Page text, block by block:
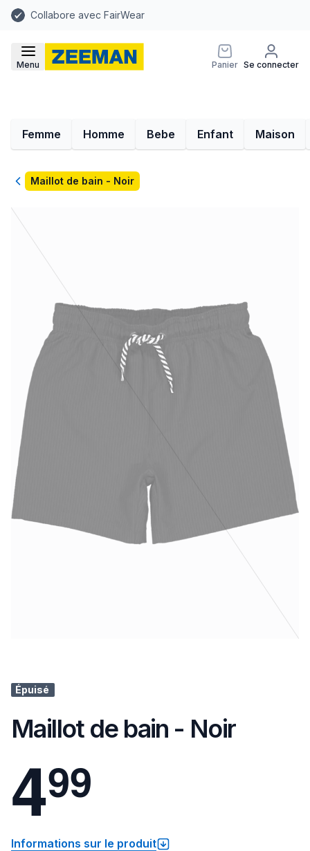
Collabore avec FairWear
Menu Panier Se connecter
Femme Homme Bebe Enfant Maison
RetourMaillot de bain - Noir
Épuisé
Maillot de bain - Noir
499
Informations sur le produit